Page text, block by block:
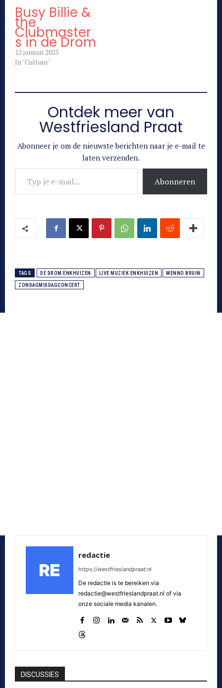
Busy Billie &
the
Clubmaster
s in de Drom
12 januari 2025
In "Cultuur"
Ontdek meer van
Westfriesland Praat
Abonneer je om de nieuwste berichten naar je e-mail te
laten verzenden.
Typ je e-mail...
Abonneren
TAGS DE DROM ENKHUIZEN LIVE MUZIEK ENKHUIZEN MENNO BRUIN
ZONDAGMIDDAGCONCERT
redactie
https://westfrieslandpraat.nl
De redactie is te bereiken via
redactie@westfrieslandpraat.nl of via
onze sociale media kanalen.
DISCUSSIES